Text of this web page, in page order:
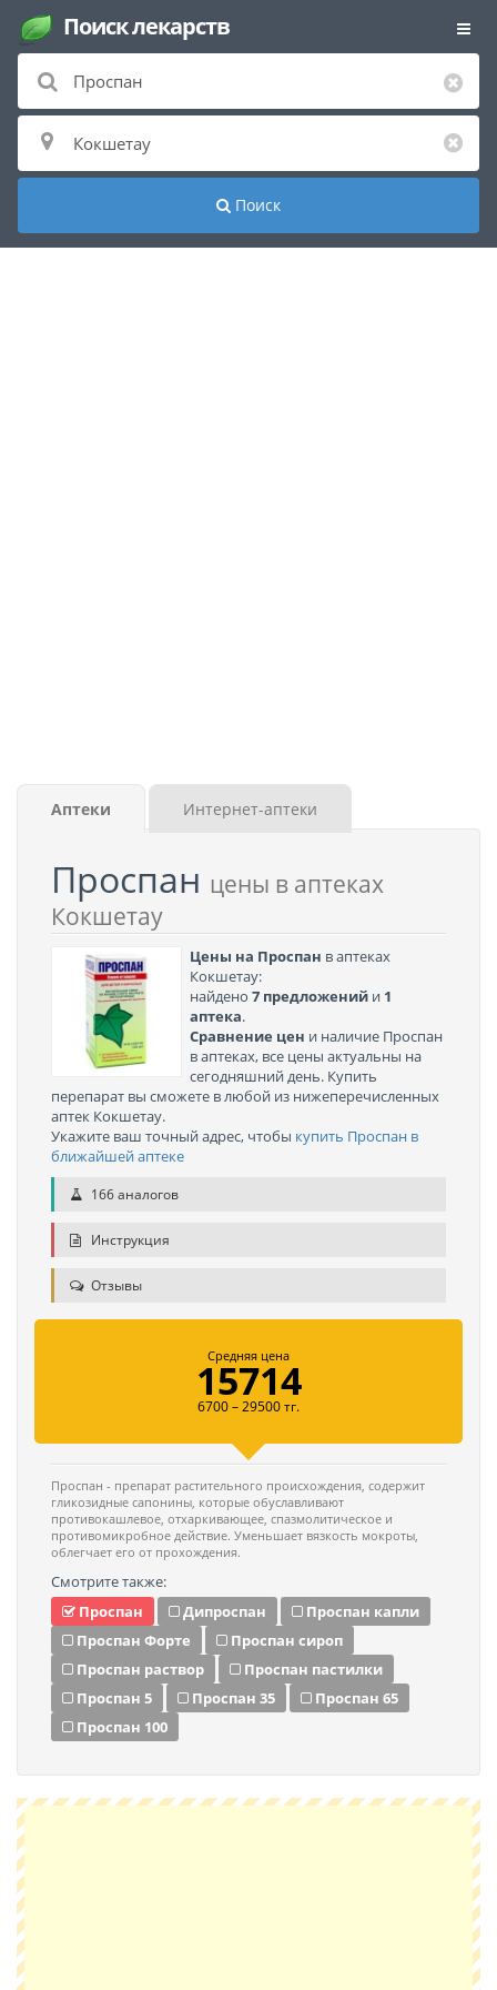
Поиск лекарств
Поиск
Аптеки Интернет-аптеки
Проспан цены в аптеках
Кокшетау
Цены на Проспан в аптеках
Кокшетау:
найдено 7 предложений и 1
аптека.
Сравнение цен и наличие Проспан
в аптеках, все цены актуальны на
сегодняшний день. Купить
перепарат вы сможете в любой из нижеперечисленных
аптек Кокшетау.
Укажите ваш точный адрес, чтобы купить Проспан в
ближайшей аптеке
166 аналогов
Инструкция
Отзывы
Средняя цена
15714
6700 – 29500 тг.
Проспан - препарат растительного происхождения, содержит
гликозидные сапонины, которые обуславливают
противокашлевое, отхаркивающее, спазмолитическое и
противомикробное действие. Уменьшает вязкость мокроты,
облегчает его от прохождения.
Смотрите также:
Проспан
Дипроспан
Проспан капли
Проспан Форте
Проспан сироп
Проспан раствор
Проспан пастилки
Проспан 5
Проспан 35
Проспан 65
Проспан 100